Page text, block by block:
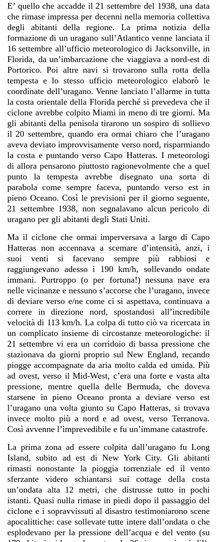
E’ quello che accadde il 21 settembre del 1938, una data
che rimase impressa per decenni nella memoria collettiva
degli abitanti della regione. La prima notizia della
formazione di un uragano sull’Atlantico venne lanciata il
16 settembre all’ufficio meteorologico di Jacksonville, in
Florida, da un’imbarcazione che viaggiava a nord-est di
Portorico. Poi altre navi si trovarono sulla rotta della
tempesta e lo stesso ufficio meteorologico elaborò le
coordinate dell’uragano. Venne lanciato l’allarme in tutta
la costa orientale della Florida perché si prevedeva che il
ciclone avrebbe colpito Miami in meno di tre giorni. Ma
gli abitanti della penisola tirarono un sospiro di sollievo
il 20 settembre, quando era ormai chiaro che l’uragano
aveva deviato improvvisamente verso nord, risparmiando
la costa e puntando verso Capo Hatteras. I meteorologi
di allora pensarono piuttosto ragionevolmente che a quel
punto la tempesta avrebbe disegnato una sorta di
parabola come sempre faceva, puntando verso est in
pieno Oceano. Così le previsioni per il giorno seguente,
21 settembre 1938, non segnalavano alcun pericolo di
uragano per gli abitanti degli Stati Uniti.
Ma il ciclone che ormai imperversava a largo di Capo
Hatteras non accennava a scemare d’intensità, anzi, i
suoi venti si facevano sempre più rabbiosi e
raggiungevano adesso i 190 km/h, sollevando ondate
immani. Purtroppo (o per fortuna!) nessuna nave era
nelle vicinanze e nessuno s’accorse che l’uragano, invece
di deviare verso e/ne come ci si aspettava, continuava a
correre in direzione nord, spostandosi all’incredibile
velocità di 113 km/h. La colpa di tutto ciò va ricercata in
un complicato insieme di circostanze meteorologiche: il
21 settembre vi era un corridoio di bassa pressione che
stazionava da giorni proprio sul New England, recando
piogge accompagnate da aria molto calda ed umida. Più
ad ovest, verso il Mid-West, c’era una forte e vasta alta
pressione, mentre quella delle Bermuda, che doveva
starsene in pieno Oceano pronta a deviare verso est
l’uragano una volta giunto su Capo Hatteras, si trovava
invece molto più a nord e ad ovest, verso Terranova.
Così avvenne l’imprevedibile e fu un’immane catastrofe.
La prima zona ad essere colpita dall’uragano fu Long
Island, subito ad est di New York City. Gli abitanti
rimasti nonostante la pioggia torrenziale ed il vento
sferzante videro schiantarsi sui cottage della costa
un’ondata alta 12 metri, che distrusse tutto in pochi
istanti. Quasi nulla rimase in piedi dopo il passaggio del
ciclone e i sopravvissuti al disastro testimoniarono scene
apocalittiche: case sollevate tutte intere dall’ondata o che
esplodevano per la pressione dell’acqua e del vento (su